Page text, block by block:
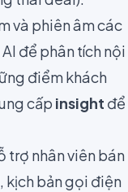
và phiên âm các
để phân tích nội
điểm khách
cấp insight để
trợ nhân viên bán
kịch bản gọi điện